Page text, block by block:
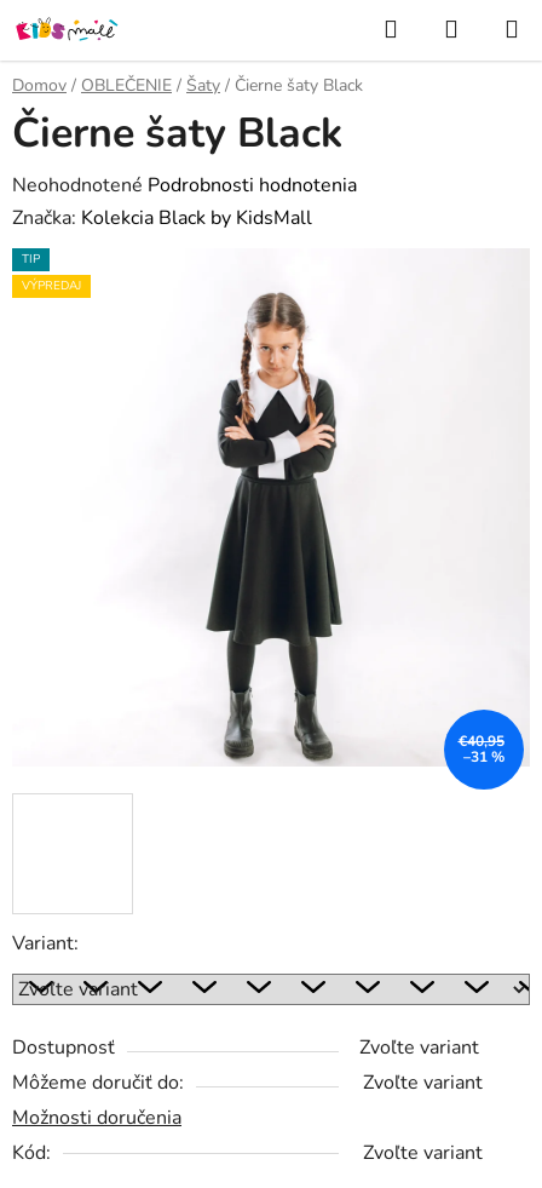
Prejsť
na
obsah
Hľadať
KOŠÍK
Domov / OBLEČENIE / Šaty / Čierne šaty Black
Variant:
Dostupnosť
Zvoľte variant
Môžeme doručiť do:
Zvoľte variant
Možnosti doručenia
Kód:
Zvoľte variant
Čierne šaty Black
Priemerné
hodnotenie
produktu
je
Neohodnotené Podrobnosti hodnotenia
Značka: Kolekcia Black by KidsMall
TIP
VÝPREDAJ
€40,95
–31 %